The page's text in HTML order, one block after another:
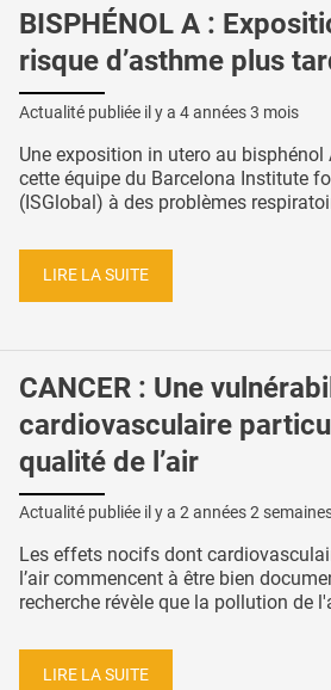
BISPHÉNOL A :
risque d’asthme plus
Actualité publiée il y a 4 années 3 mois
Une exposition in utero au bisphénol
cette équipe du Barcelona Institute
(ISGlobal) à des problèmes
LIRE LA SUITE
CANCER : Une
cardiovasculaire
qualité de l’air
Actualité publiée il y a 2 années 2
Les effets nocifs dont
l’air commencent à être bien
recherche révèle que la pollution de
LIRE LA SUITE